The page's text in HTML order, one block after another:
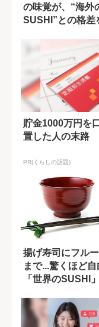
の味覚が、“海外
SUSHI”との格差
貯金1000万円を
置した人の末路
PR(くらしの話題)
揚げ寿司にフル
まで...驚くほど
「世界のSUSHI」